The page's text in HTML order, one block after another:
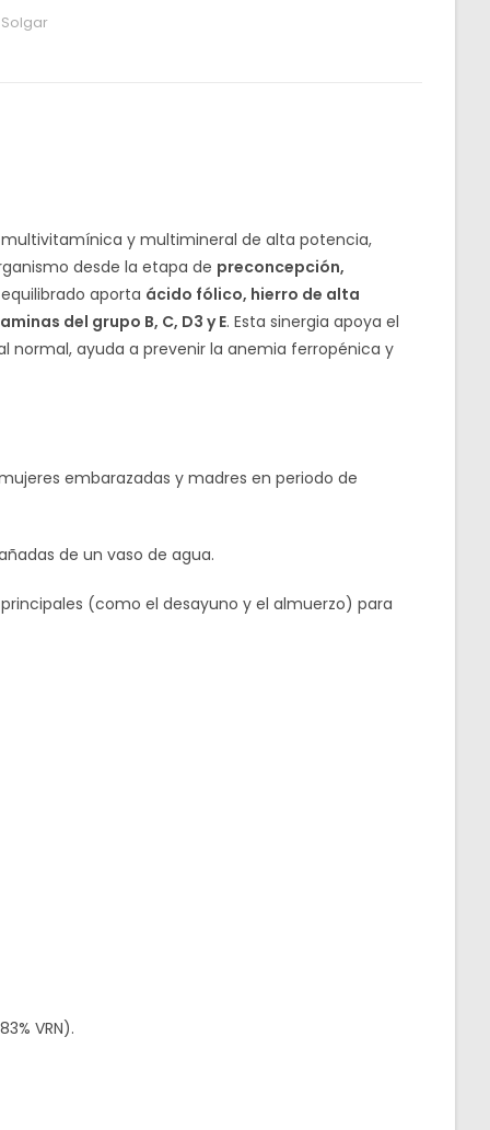
Solgar
y multimineral de alta potencia,
desde la etapa de preconcepción,
aporta ácido fólico, hierro de alta
del grupo B, C, D3 y E. Esta sinergia apoya el
ayuda a prevenir la anemia ferropénica y
embarazadas y madres en periodo de
de un vaso de agua.
(como el desayuno y el almuerzo) para
VRN).